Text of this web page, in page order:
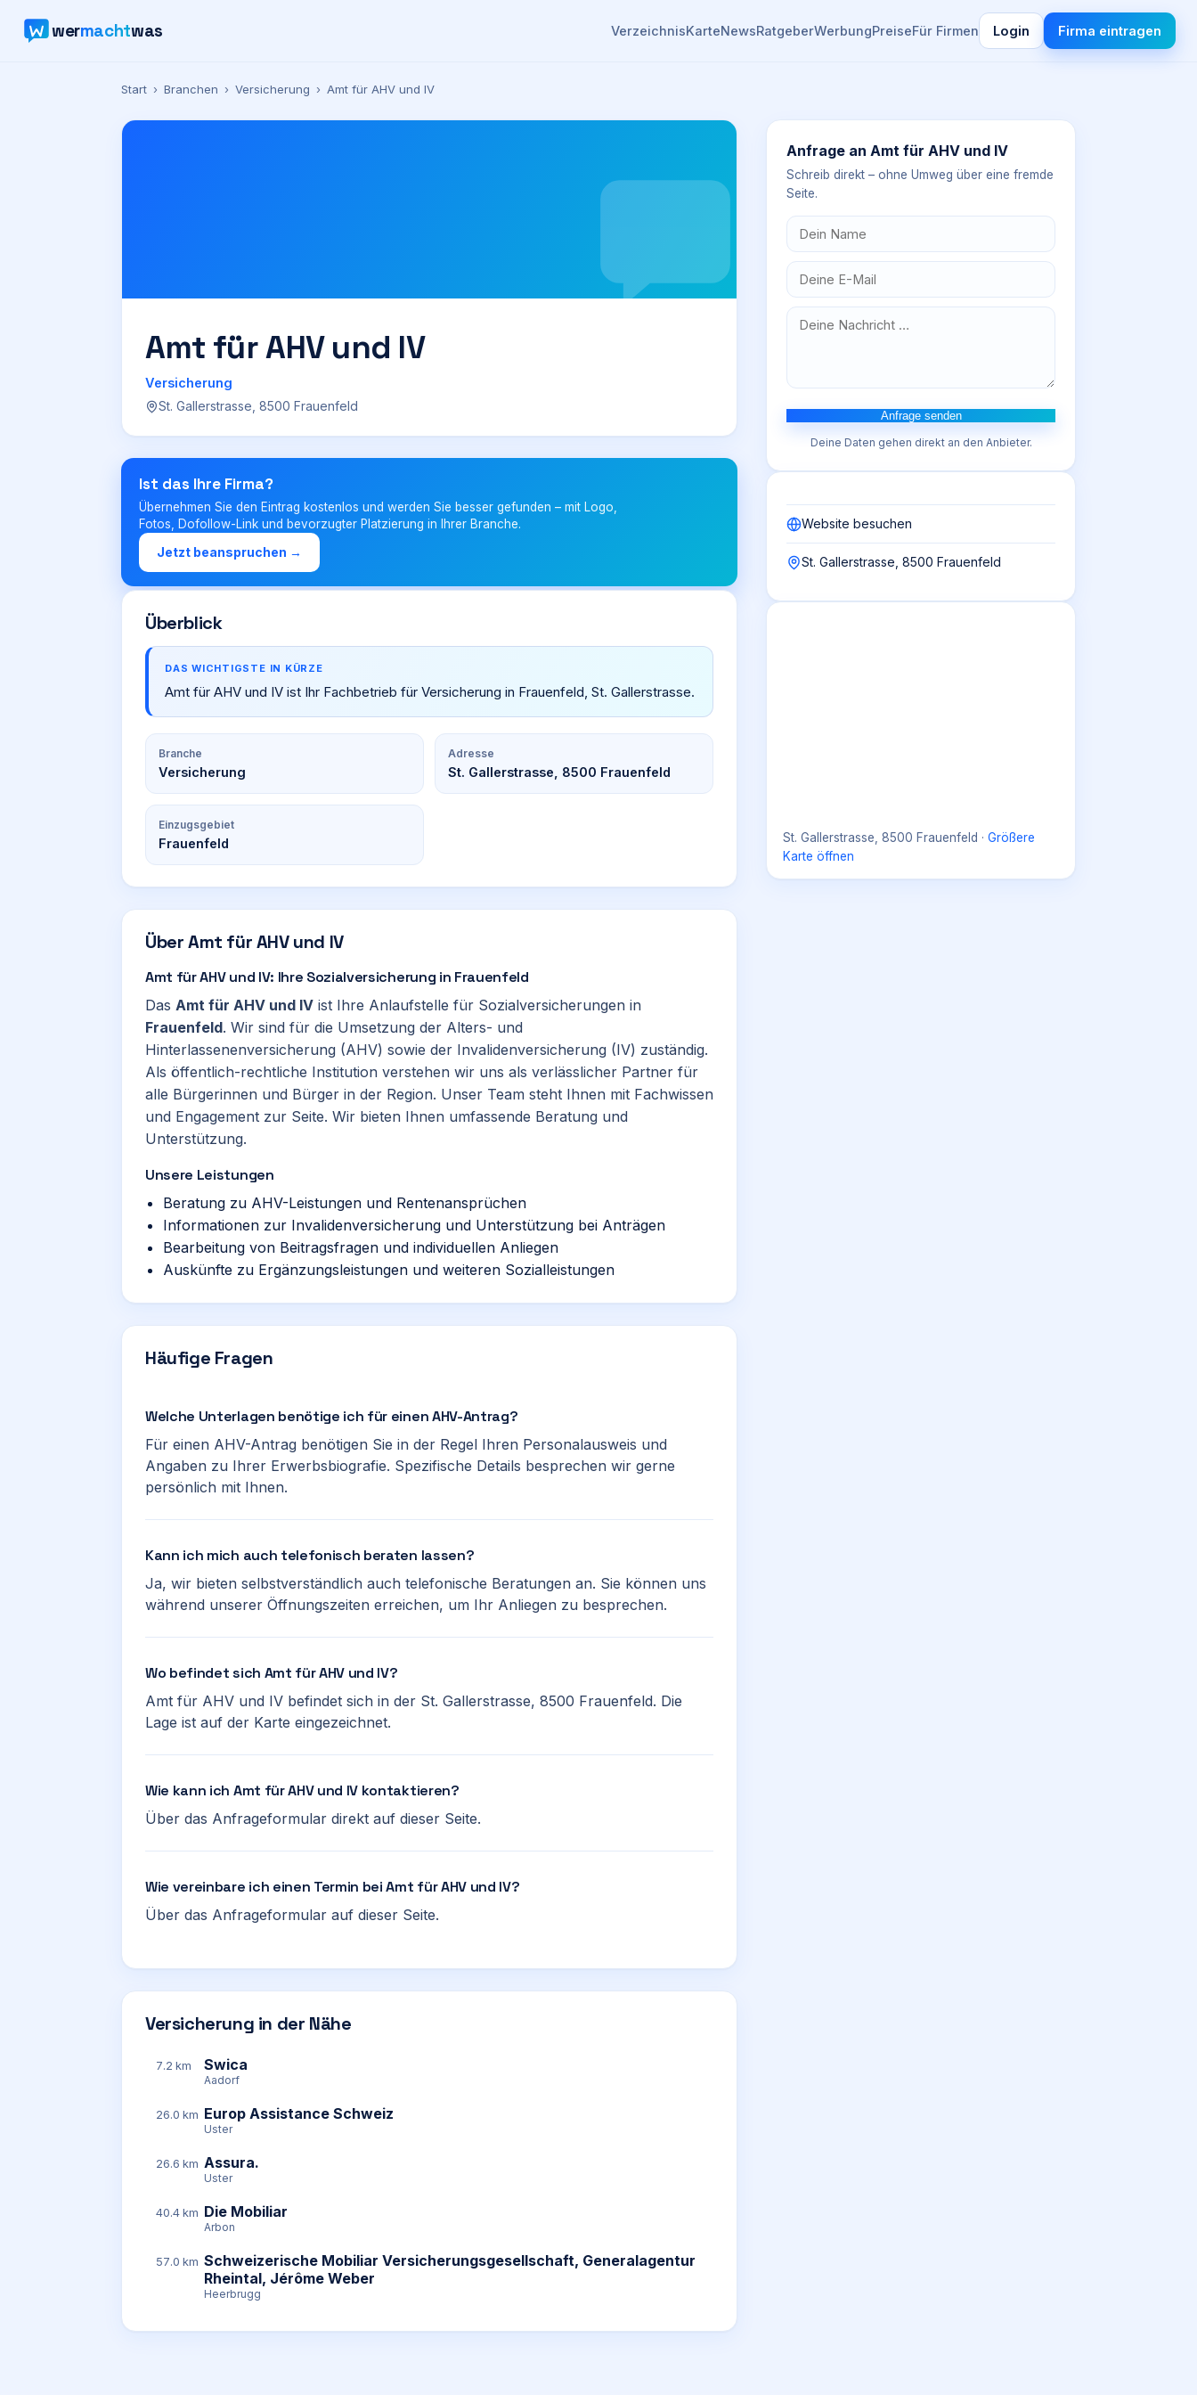
wermachtwas VerzeichnisKarteNewsRatgeberWerbungPreiseFür Firmen Login Firma eintragen
Start › Branchen › Versicherung › Amt für AHV und IV
Amt für AHV und IV
Versicherung
St. Gallerstrasse, 8500 Frauenfeld
Ist das Ihre Firma?
Übernehmen Sie den Eintrag kostenlos und werden Sie besser gefunden – mit Logo,
Fotos, Dofollow-Link und bevorzugter Platzierung in Ihrer Branche.
Jetzt beanspruchen →
Überblick
DAS WICHTIGSTE IN KÜRZE
Amt für AHV und IV ist Ihr Fachbetrieb für Versicherung in Frauenfeld, St. Gallerstrasse.
Branche
Versicherung
Adresse
St. Gallerstrasse, 8500 Frauenfeld
Einzugsgebiet
Frauenfeld
ÜberAmt für AHV und IV
Amt für AHV und IV: Ihre Sozialversicherung in Frauenfeld
Das Amt für AHV und IV ist Ihre Anlaufstelle für Sozialversicherungen in
Frauenfeld. Wir sind für die Umsetzung der Alters- und
Hinterlassenenversicherung (AHV) sowie der Invalidenversicherung (IV) zuständig.
Als öffentlich-rechtliche Institution verstehen wir uns als verlässlicher Partner für
alle Bürgerinnen und Bürger in der Region. Unser Team steht Ihnen mit Fachwissen
und Engagement zur Seite. Wir bieten Ihnen umfassende Beratung und
Unterstützung.
Unsere Leistungen
Beratung zu AHV-Leistungen und Rentenansprüchen
Informationen zur Invalidenversicherung und Unterstützung bei Anträgen
Bearbeitung von Beitragsfragen und individuellen Anliegen
Auskünfte zu Ergänzungsleistungen und weiteren Sozialleistungen
Häufige Fragen
Welche Unterlagen benötige ich für einen AHV-Antrag?
Für einen AHV-Antrag benötigen Sie in der Regel Ihren Personalausweis und
Angaben zu Ihrer Erwerbsbiografie. Spezifische Details besprechen wir gerne
persönlich mit Ihnen.
Kann ich mich auch telefonisch beraten lassen?
Ja, wir bieten selbstverständlich auch telefonische Beratungen an. Sie können uns
während unserer Öffnungszeiten erreichen, um Ihr Anliegen zu besprechen.
Wo befindet sich Amt für AHV und IV?
Amt für AHV und IV befindet sich in der St. Gallerstrasse, 8500 Frauenfeld. Die
Lage ist auf der Karte eingezeichnet.
Wie kann ich Amt für AHV und IV kontaktieren?
Über das Anfrageformular direkt auf dieser Seite.
Wie vereinbare ich einen Termin bei Amt für AHV und IV?
Über das Anfrageformular auf dieser Seite.
Versicherung in der Nähe
7.2 km Swica
Aadorf
26.0 km Europ Assistance Schweiz
Uster
26.6 km Assura.
Uster
40.4 km Die Mobiliar
Arbon
57.0 km Schweizerische Mobiliar Versicherungsgesellschaft, Generalagentur
Rheintal, Jérôme Weber
Heerbrugg
Anfrage an Amt für AHV und IV
Schreib direkt – ohne Umweg über eine fremde
Seite.
Anfrage senden
Deine Daten gehen direkt an den Anbieter.
Website besuchen
St. Gallerstrasse, 8500 Frauenfeld
St. Gallerstrasse, 8500 Frauenfeld · Größere
Karte öffnen